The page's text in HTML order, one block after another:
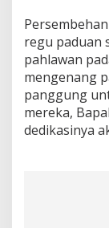
regu paduan
pahlawan
mengenang
panggung
mereka,
dedikasinya